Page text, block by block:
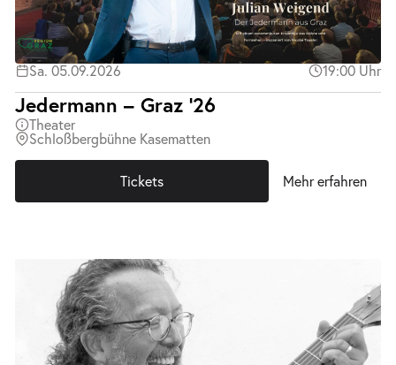
Sa. 05.09.2026 19:00 Uhr
Jedermann – Graz ’26
Theater
Schloßbergbühne Kasematten
Tickets Mehr erfahren